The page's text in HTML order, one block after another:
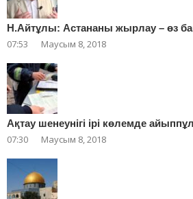
Н.Айтұлы: Астананы жырлау – өз
07:53 Маусым 8, 2018
Ақтау шенеунігі ірі көлемде
07:30 Маусым 8, 2018